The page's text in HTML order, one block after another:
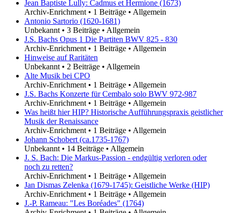
Jean Baptiste Lully: Cadmus et Hermione (1673)
Archiv-Enrichment • 1 Beiträge • Allgemein
Antonio Sartorio (1620-1681)
Unbekannt • 3 Beiträge • Allgemein
J.S. Bachs Opus 1 Die Partiten BWV 825 - 830
Archiv-Enrichment • 1 Beiträge • Allgemein
Hinweise auf Raritäten
Unbekannt • 2 Beiträge • Allgemein
Alte Musik bei CPO
Archiv-Enrichment • 1 Beiträge • Allgemein
J.S. Bachs Konzerte für Cembalo solo BWV 972-987
Archiv-Enrichment • 1 Beiträge • Allgemein
Was heißt hier HIP? Historische Aufführungspraxis geistlicher
Musik der Renaissance
Archiv-Enrichment • 1 Beiträge • Allgemein
Johann Schobert (ca.1735-1767)
Unbekannt • 14 Beiträge • Allgemein
J. S. Bach: Die Markus-Passion - endgültig verloren oder
noch zu retten?
Archiv-Enrichment • 1 Beiträge • Allgemein
Jan Dismas Zelenka (1679-1745): Geistliche Werke (HIP)
Archiv-Enrichment • 1 Beiträge • Allgemein
J.-P. Rameau: "Les Boréades" (1764)